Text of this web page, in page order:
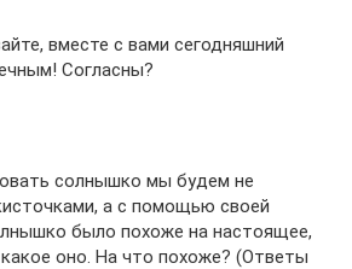
вместе с вами сегодняшний
Согласны?
солнышко мы будем не
а с помощью своей
было похоже на настоящее,
оно. На что похоже? (Ответы